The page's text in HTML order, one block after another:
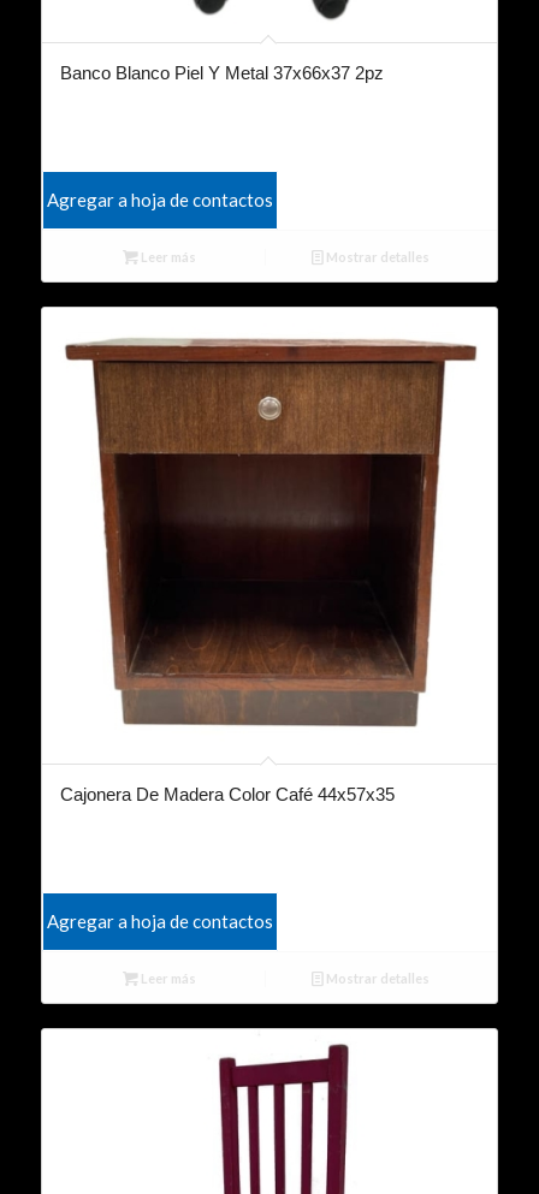
Banco Blanco Piel Y Metal 37x66x37 2pz
Agregar a hoja de contactos
Leer más Mostrar detalles
Cajonera De Madera Color Café 44x57x35
Agregar a hoja de contactos
Leer más Mostrar detalles